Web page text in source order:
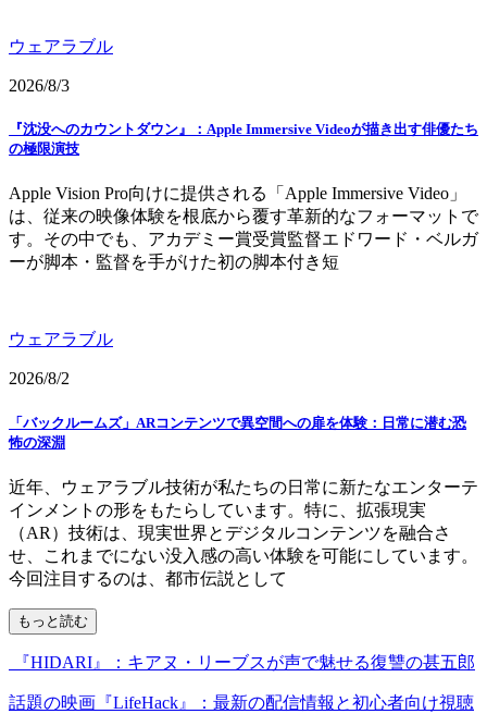
ウェアラブル
2026/8/3
『沈没へのカウントダウン』：Apple Immersive Videoが描き出す俳優たち
の極限演技
Apple Vision Pro向けに提供される「Apple Immersive Video」
は、従来の映像体験を根底から覆す革新的なフォーマットで
す。その中でも、アカデミー賞受賞監督エドワード・ベルガ
ーが脚本・監督を手がけた初の脚本付き短
ウェアラブル
2026/8/2
「バックルームズ」ARコンテンツで異空間への扉を体験：日常に潜む恐
怖の深淵
近年、ウェアラブル技術が私たちの日常に新たなエンターテ
インメントの形をもたらしています。特に、拡張現実
（AR）技術は、現実世界とデジタルコンテンツを融合さ
せ、これまでにない没入感の高い体験を可能にしています。
今回注目するのは、都市伝説として
もっと読む
『HIDARI』：キアヌ・リーブスが声で魅せる復讐の甚五郎
話題の映画『LifeHack』：最新の配信情報と初心者向け視聴